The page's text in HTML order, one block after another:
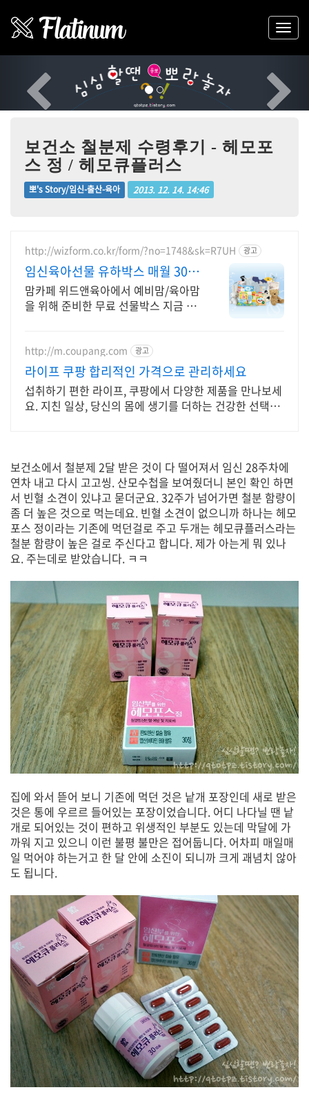
보건소 철분제 수령후기 - 헤모포
스 정 / 헤모큐플러스
뽀's Story/임신-출산-육아 2013. 12. 14. 14:46
http://wizform.co.kr/form/?no=1748&sk=R7UH 광고
임신육아선물 유하박스 매월 300
명 추첨
맘카페 위드앤육아에서 예비맘/육아맘
을 위해 준비한 무료 선물박스 지금 신
http://m.coupang.com 광고
라이프 쿠팡 합리적인 가격으로 관리하세요
섭취하기 편한 라이프, 쿠팡에서 다양한 제품을 만나보세
요. 지친 일상, 당신의 몸에 생기를 더하는 건강한 선택을
보건소에서 철분제 2달 받은 것이 다 떨어져서 임신 28주차에
연차 내고 다시 고고씽. 산모수첩을 보여줬더니 본인 확인 하면
서 빈혈 소견이 있냐고 묻더군요. 32주가 넘어가면 철분 함량이
좀 더 높은 것으로 먹는데요. 빈혈 소견이 없으니까 하나는 헤모
포스 정이라는 기존에 먹던걸로 주고 두개는 헤모큐플러스라는
철분 함량이 높은 걸로 주신다고 합니다. 제가 아는게 뭐 있나
요. 주는데로 받았습니다. ㅋㅋ
집에 와서 뜯어 보니 기존에 먹던 것은 낱개 포장인데 새로 받은
것은 통에 우르르 들어있는 포장이었습니다. 어디 나다닐 땐 낱
개로 되어있는 것이 편하고 위생적인 부분도 있는데 막달에 가
까워 지고 있으니 이런 불평 불만은 접어둡니다. 어차피 매일매
일 먹어야 하는거고 한 달 안에 소진이 되니까 크게 괘념치 않아
도 됩니다.